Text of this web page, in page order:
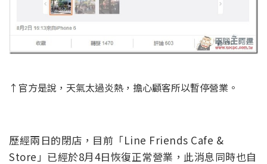
↑官方是說，天氣太過炎熱，擔心顧客所以暫停營業。
歷經兩日的閉店，目前「Line Friends Cafe &
Store」已經於8月4日恢復正常營業，此消息同時也自